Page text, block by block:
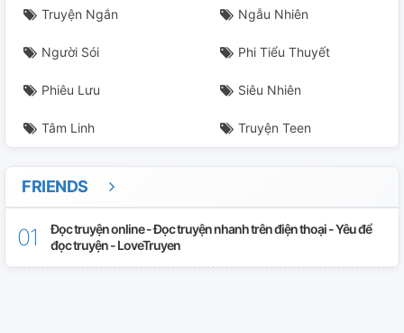
Truyện Ngắn Ngẫu Nhiên
Người Sói Phi Tiểu Thuyết
Phiêu Lưu Siêu Nhiên
Tâm Linh Truyện Teen
FRIENDS
Đọc truyện online - Đọc truyện nhanh trên điện thoại - Yêu để
đọc truyện - LoveTruyen